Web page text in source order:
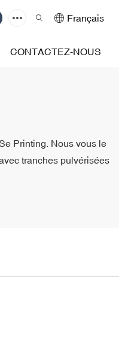
Français
CONTACTEZ-NOUS
Printing. Nous vous le
tranches pulvérisées